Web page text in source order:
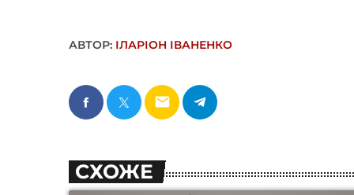
АВТОР: ІЛАРІОН ІВАНЕНКО
email
СХОЖЕ